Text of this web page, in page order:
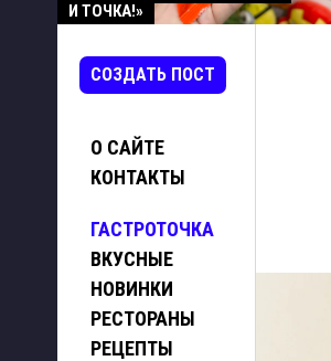
И ТОЧКА!»
СОЗДАТЬ ПОСТ
О САЙТЕ
КОНТАКТЫ
ГАСТРОТОЧКА
ВКУСНЫЕ
НОВИНКИ
РЕСТОРАНЫ
РЕЦЕПТЫ